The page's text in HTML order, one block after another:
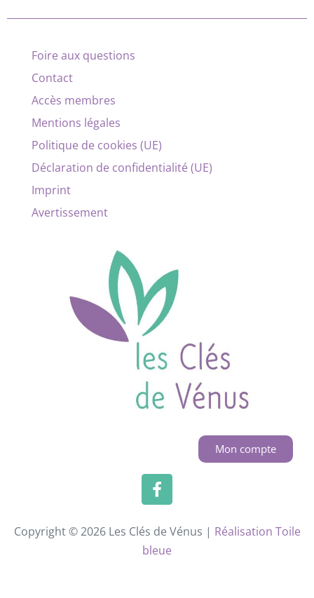
Foire aux questions
Contact
Accès membres
Mentions légales
Politique de cookies (UE)
Déclaration de confidentialité (UE)
Imprint
Avertissement
Mon compte
Copyright © 2026 Les Clés de Vénus | Réalisation Toile
bleue